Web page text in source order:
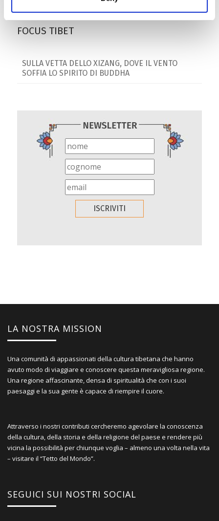
FOCUS TIBET
SULLA VETTA DELLO XIZANG, DOVE IL VENTO
SOFFIA LO SPIRITO DI BUDDHA
LA NOSTRA MISSION
Una comunità di appassionati della cultura tibetana che hanno
avuto modo di viaggiare e conoscere questa meravigliosa regione.
Una regione affascinante, densa di spiritualità che con i suoi
paesaggi e la sua gente è capace di riempire il cuore.
Attraverso i nostri contributi cercheremo agevolare la conoscenza
della cultura, della storia e della religione del paese e rendere più
vicina la possibilità per chiunque voglia – almeno una volta nella vita
– visitare il “Tetto del Mondo”.
SEGUICI SUI NOSTRI SOCIAL